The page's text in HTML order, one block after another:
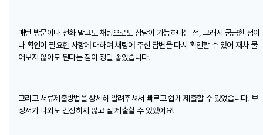
매번 방문이나 전화 말고도 채팅으로도 상담이 가능하다는 점, 그래서 궁금한 점이
나 확인이 필요힌 사항에 대하여 채팅에 주신 답변을 다시 확인할 수 있어 재차 물
어보지 않아도 된다는 점이 정말 좋았습니다.
그리고 서류제출방법을 상세히 알려주셔서 빠르고 쉽게 제출할 수 있었습니다. 보
정서가 나와도 긴장하지 않고 잘 제출할 수 있었어요!